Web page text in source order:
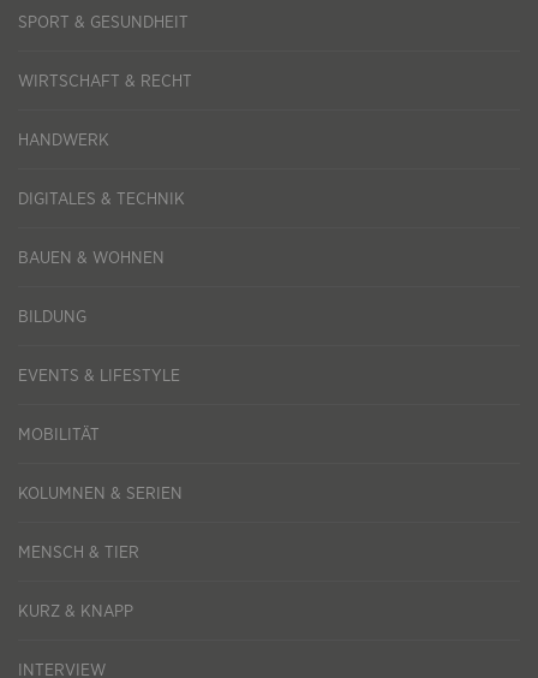
SPORT & GESUNDHEIT
WIRTSCHAFT & RECHT
HANDWERK
DIGITALES & TECHNIK
BAUEN & WOHNEN
BILDUNG
EVENTS & LIFESTYLE
MOBILITÄT
KOLUMNEN & SERIEN
MENSCH & TIER
KURZ & KNAPP
INTERVIEW